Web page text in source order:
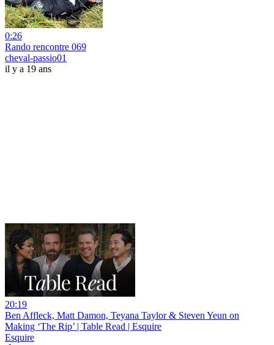
0:26
Rando rencontre 069
cheval-passio01
il y a 19 ans
20:19
Ben Affleck, Matt Damon, Teyana Taylor & Steven Yeun on
Making ‘The Rip’ | Table Read | Esquire
Esquire